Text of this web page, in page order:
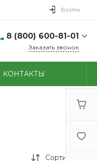
Войти
8 (800) 600-81-01
г. Новомосковск,
9.00-18.00
Заказать звонок
КОНТАКТЫ
Сортировка